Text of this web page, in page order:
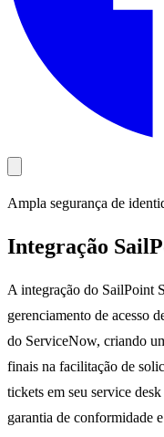
Ampla segurança de
Integração
A integração do SailPoint
gerenciamento de acesso
do ServiceNow, criando
finais na facilitação de
tickets em seu service
garantia de conformidade